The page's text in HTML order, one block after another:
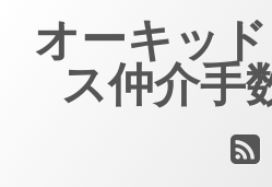
オーキッ
ス仲介手